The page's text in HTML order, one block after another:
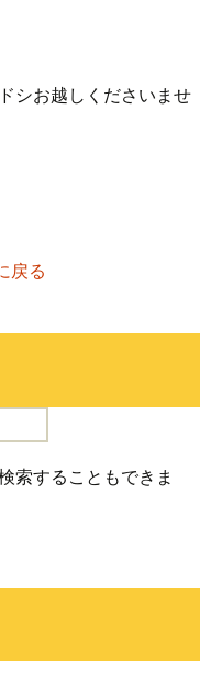
シお越しくださいませ
戻る
索することもできま